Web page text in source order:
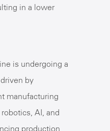
in a lower
is undergoing a
by
manufacturing
AI, and
production